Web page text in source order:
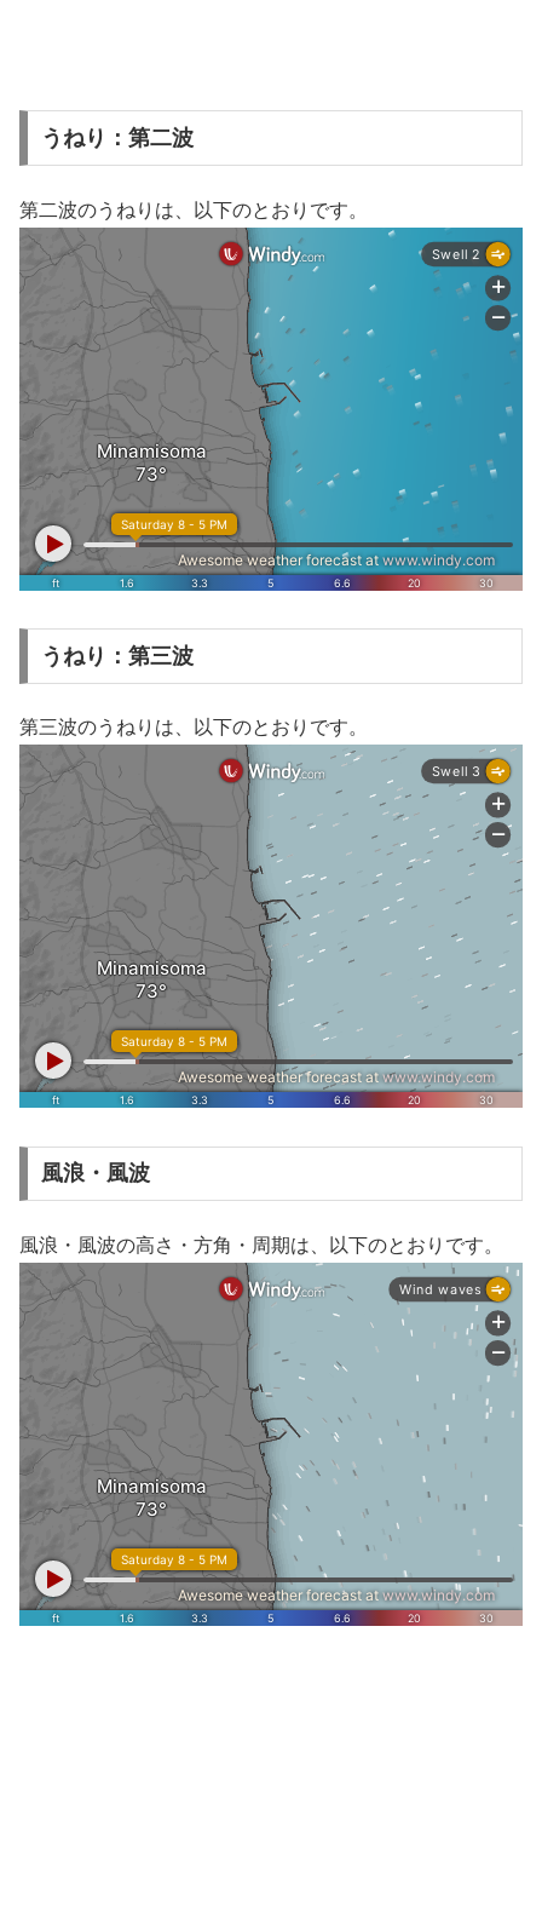
うねり：第二波
第二波のうねりは、以下のとおりです。
うねり：第三波
第三波のうねりは、以下のとおりです。
風浪・風波
風浪・風波の高さ・方角・周期は、以下のとおりです。